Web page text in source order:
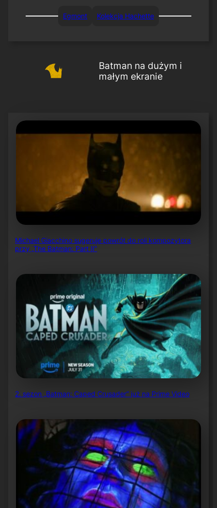
Egmont Kolekcja Hachette
Batman na dużym i
małym ekranie
Michael Giacchino sugeruje powrót do roli kompozytora
przy „The Batman: Part II”
2. sezon „Batman: Caped Crusader” już na Prime Video